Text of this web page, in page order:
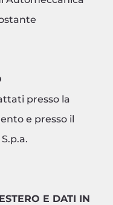
presso la
e presso il
E DATI IN